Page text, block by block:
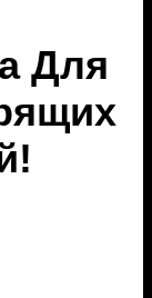
Для